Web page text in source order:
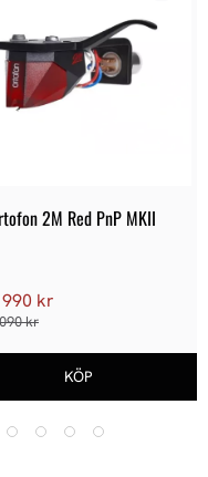
2M Red PnP MKII
kr
kr